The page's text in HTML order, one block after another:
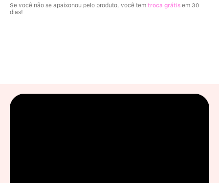
Se você não se apaixonou pelo produto, você tem troca grátis em 30
dias!